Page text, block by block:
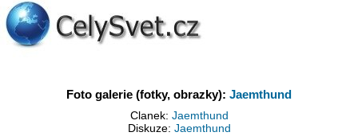
Foto galerie (fotky, obrazky): Jaemthund
Clanek: Jaemthund
Diskuze: Jaemthund